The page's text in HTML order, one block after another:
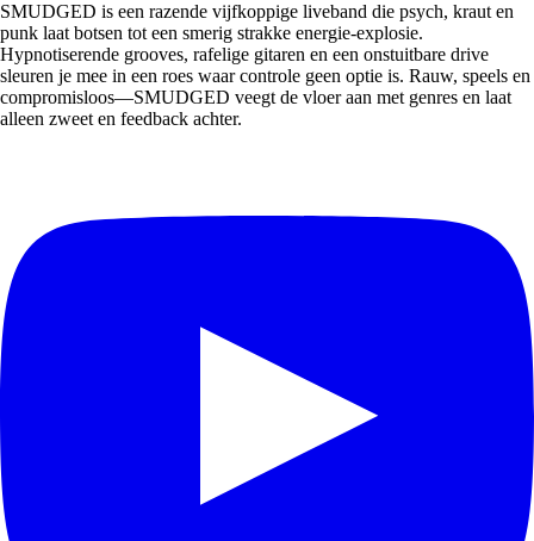
SMUDGED is een razende vijfkoppige liveband die psych, kraut en
punk laat botsen tot een smerig strakke energie‑explosie.
Hypnotiserende grooves, rafelige gitaren en een onstuitbare drive
sleuren je mee in een roes waar controle geen optie is. Rauw, speels en
compromisloos—SMUDGED veegt de vloer aan met genres en laat
alleen zweet en feedback achter.